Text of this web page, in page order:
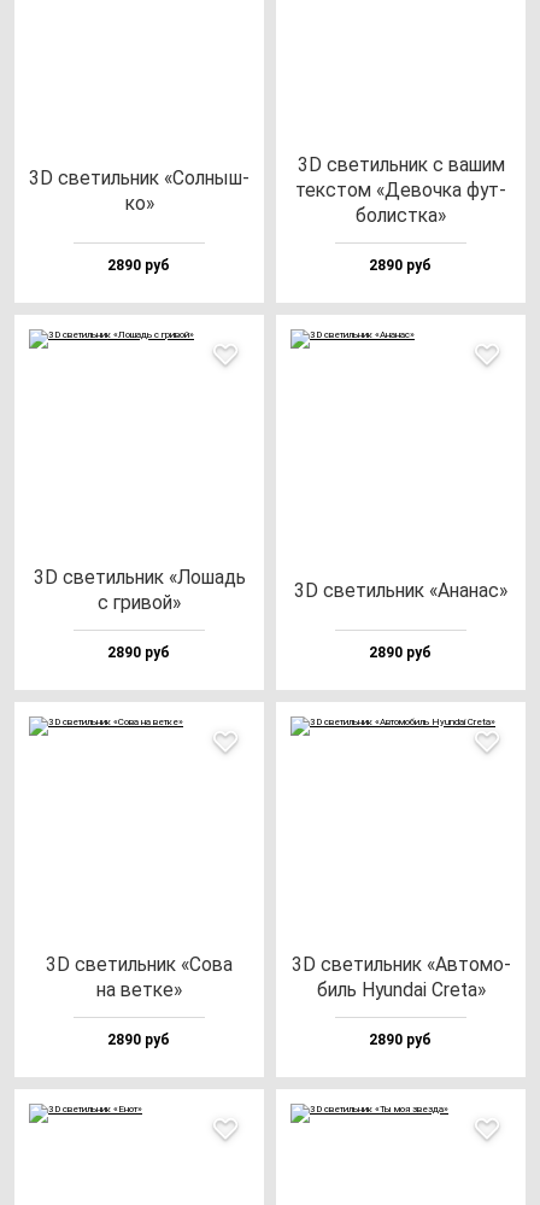
3D све­тиль­ник «Сол­ныш­
ко»
2890 руб
3D све­тиль­ник с ва­шим
тек­стом «Девоч­ка фут­
бо­лис­тка»
2890 руб
3D све­тиль­ник «Лошадь
с гри­вой»
2890 руб
3D све­тиль­ник «Ана­нас»
2890 руб
3D све­тиль­ник «Сова
на вет­ке»
2890 руб
3D све­тиль­ник «Авто­мо­
биль Hyun­dai Cre­ta»
2890 руб